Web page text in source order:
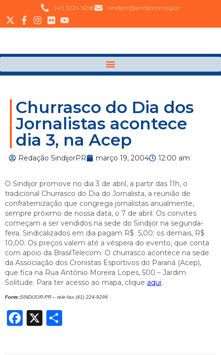
(41) 3224 9296 sindijor@sindijorpr.org.br
Churrasco do Dia dos
Jornalistas acontece
dia 3, na Acep
Redação SindijorPR março 19, 2004 12:00 am
O Sindijor promove no dia 3 de abril, a partir das 11h, o
tradicional Churrasco do Dia do Jornalista, a reunião de
confraternização que congrega jornalistas anualmente,
sempre próximo de nossa data, o 7 de abril. Os convites
começam a ser vendidos na sede do Sindijor na segunda-
feira. Sindicalizados em dia pagam R$ 5,00; os demais, R$
10,00. Os preços valem até a véspera do evento, que conta
com apoio da BrasilTelecom. O churrasco acontece na sede
da Associação dos Cronistas Esportivos do Paraná (Acep),
que fica na Rua Antônio Moreira Lopes, 500 – Jardim
Solitude. Para ter acesso ao mapa, clique aqui.
Fonte:SINDIJOR-PR – tele-fax (41) 224-9296
Facebook
X